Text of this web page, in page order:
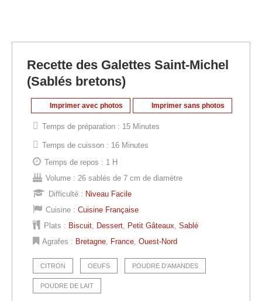
Recette des Galettes Saint-Michel
(Sablés bretons)
Imprimer avec photos Imprimer sans photos
Temps de préparation : 15 Minutes
Temps de cuisson : 16 Minutes
Temps de repos : 1 H
Volume : 26 sablés de 7 cm de diamètre
Difficulté : Niveau Facile
Cuisine : Cuisine Française
Plats : Biscuit, Dessert, Petit Gâteaux, Sablé
Agrafes : Bretagne, France, Ouest-Nord
CITRON OEUFS POUDRE D’AMANDES
POUDRE DE LAIT